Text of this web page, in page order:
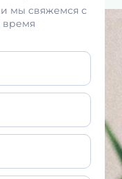
и мы свяжемся с